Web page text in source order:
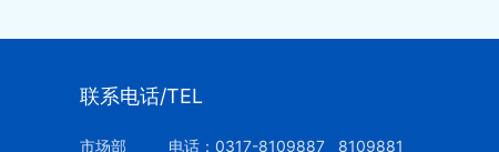
联系电话/TEL
市场部 电话： 0317-8109887
8109881